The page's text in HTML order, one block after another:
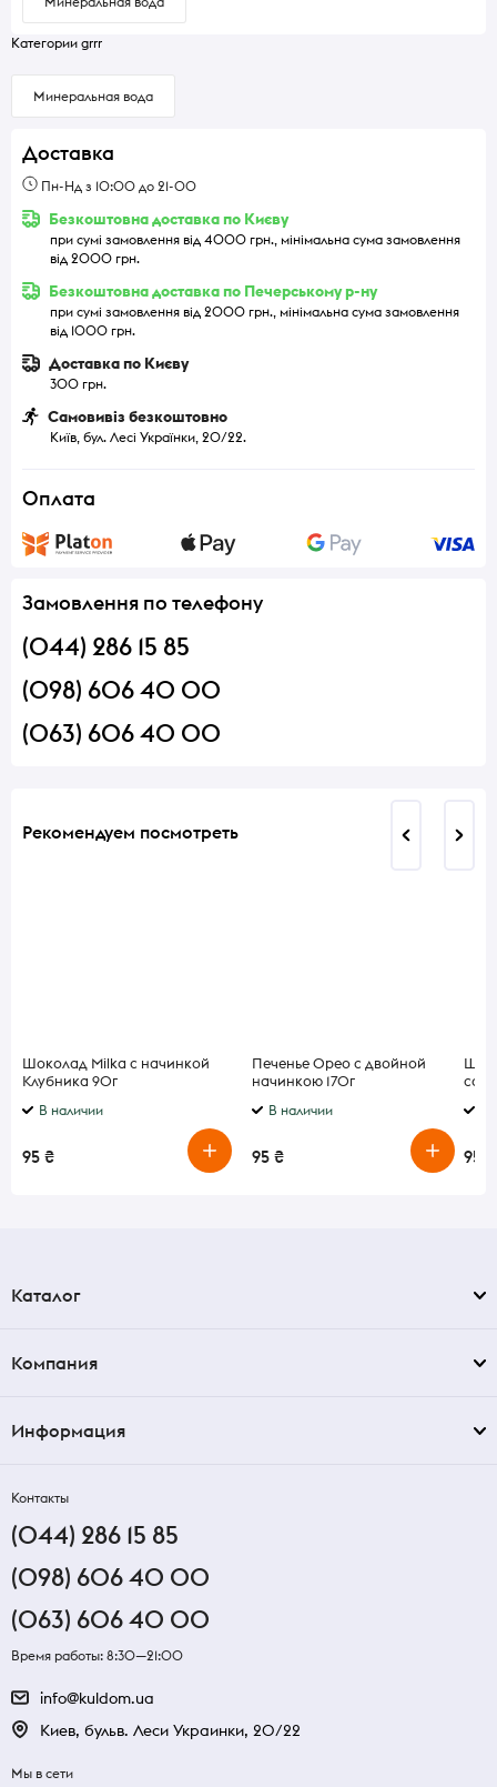
Категории grrr
Минеральная вода
Доставка
Пн-Нд з 10:00 до 21-00
Безкоштовна доставка по Києву
при сумі замовлення від 4000 грн., мінімальна сума замовлення
від 2000 грн.
Безкоштовна доставка по Печерському р-ну
при сумі замовлення від 2000 грн., мінімальна сума замовлення
від 1000 грн.
Доставка по Києву
300 грн.
Самовивіз безкоштовно
Київ, бул. Лесі Українки, 20/22.
Оплата
Замовлення по телефону
(044) 286 15 85
(098) 606 40 00
(063) 606 40 00
Рекомендуем посмотреть
Шоколад Milka с начинкой
Клубника 90г
В наличии
95 ₴
Печенье Орео с двойной
начинкою 170г
В наличии
95 ₴ 95 ₴
Каталог
Компания
Информация
Контакты
(044) 286 15 85
(098) 606 40 00
(063) 606 40 00
Время работы: 8:30—21:00
info@kuldom.ua
Киев, бульв. Леси Украинки, 20/22
Мы в сети